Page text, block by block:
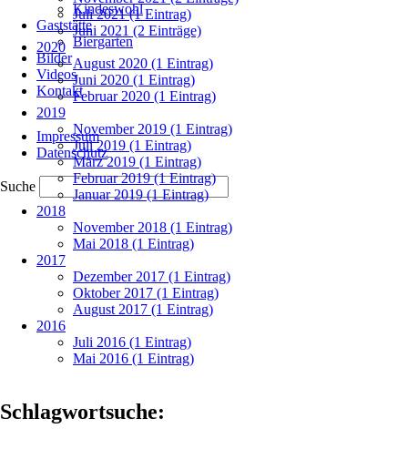
Kindeswohl
Gaststätte
Biergarten
Bilder
Videos
Kontakt
Navigation
überspringen
Impressum
Datenschutz
Suche
Juli 2021 (1 Eintrag)
Juni 2021 (2 Einträge)
2020
August 2020 (1 Eintrag)
Juni 2020 (1 Eintrag)
Februar 2020 (1 Eintrag)
2019
November 2019 (1 Eintrag)
Juli 2019 (1 Eintrag)
März 2019 (1 Eintrag)
Februar 2019 (1 Eintrag)
Januar 2019 (1 Eintrag)
2018
November 2018 (1 Eintrag)
Mai 2018 (1 Eintrag)
2017
Dezember 2017 (1 Eintrag)
Oktober 2017 (1 Eintrag)
August 2017 (1 Eintrag)
2016
Juli 2016 (1 Eintrag)
Mai 2016 (1 Eintrag)
Schlagwortsuche: